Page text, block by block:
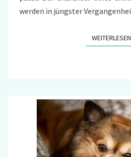
werden in jüngster
WEITERLESEN